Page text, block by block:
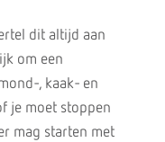
dit altijd aan
om een
, kaak- en
je moet stoppen
mag starten met